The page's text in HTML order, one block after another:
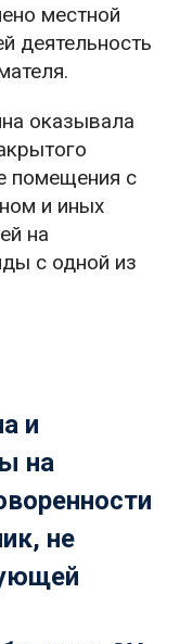
местной
деятельность
оказывала
помещения с
и иных
на
с одной из
и
на
не